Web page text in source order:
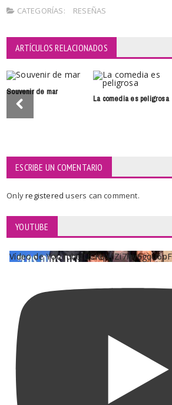
CATEGORÍAS: RESEÑAS
ARTÍCULOS RELACIONADOS
Souvenir de mar
La comedia es peligrosa
ESCRIBE UN COMENTARIO
Onlyregisteredusers can comment.
YOUTUBE
Vídeo de YouTube